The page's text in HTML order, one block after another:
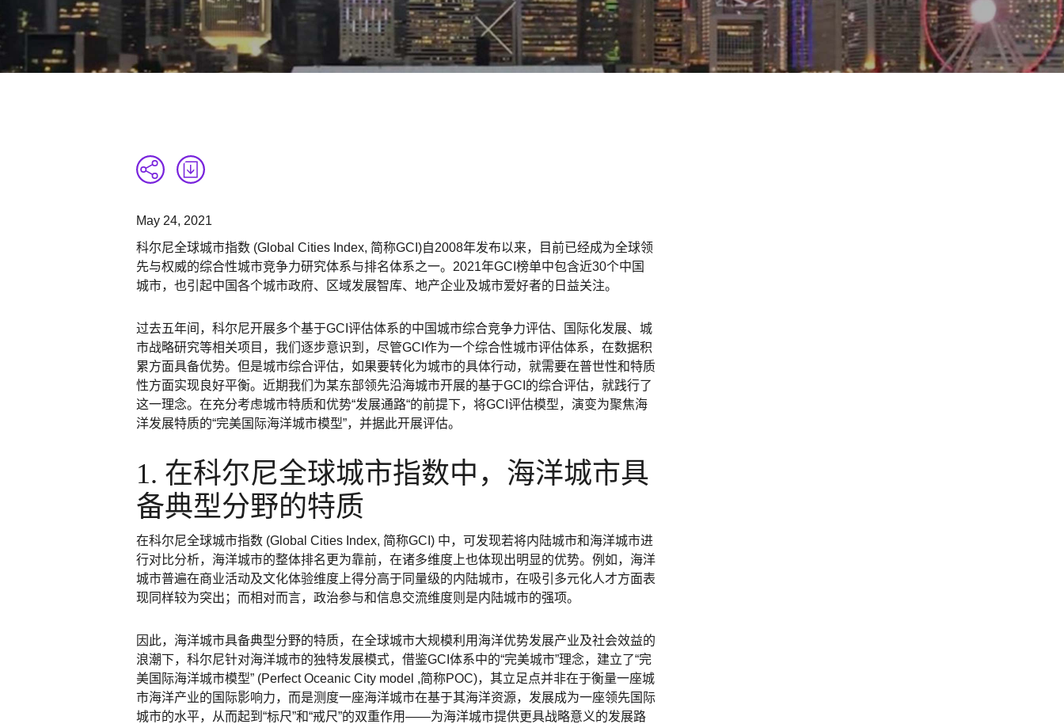
May 24, 2021
科尔尼全球城市指数 (Global Cities Index, 简称GCI)自2008年发布以来，目前已经成为全球领
先与权威的综合性城市竞争力研究体系与排名体系之一。2021年GCI榜单中包含近30个中国
城市，也引起中国各个城市政府、区域发展智库、地产企业及城市爱好者的日益关注。
过去五年间，科尔尼开展多个基于GCI评估体系的中国城市综合竞争力评估、国际化发展、城
市战略研究等相关项目，我们逐步意识到，尽管GCI作为一个综合性城市评估体系，在数据积
累方面具备优势。但是城市综合评估，如果要转化为城市的具体行动，就需要在普世性和特质
性方面实现良好平衡。近期我们为某东部领先沿海城市开展的基于GCI的综合评估，就践行了
这一理念。在充分考虑城市特质和优势“发展通路“的前提下，将GCI评估模型，演变为聚焦海
洋发展特质的“完美国际海洋城市模型”，并据此开展评估。
1. 在科尔尼全球城市指数中，海洋城市具
备典型分野的特质
在科尔尼全球城市指数 (Global Cities Index, 简称GCI) 中，可发现若将内陆城市和海洋城市进
行对比分析，海洋城市的整体排名更为靠前，在诸多维度上也体现出明显的优势。例如，海洋
城市普遍在商业活动及文化体验维度上得分高于同量级的内陆城市，在吸引多元化人才方面表
现同样较为突出；而相对而言，政治参与和信息交流维度则是内陆城市的强项。
因此，海洋城市具备典型分野的特质，在全球城市大规模利用海洋优势发展产业及社会效益的
浪潮下，科尔尼针对海洋城市的独特发展模式，借鉴GCI体系中的“完美城市”理念，建立了“完
美国际海洋城市模型” (Perfect Oceanic City model ,简称POC)，其立足点并非在于衡量一座城
市海洋产业的国际影响力，而是测度一座海洋城市在基于其海洋资源，发展成为一座领先国际
城市的水平，从而起到“标尺”和“戒尺”的双重作用——为海洋城市提供更具战略意义的发展路